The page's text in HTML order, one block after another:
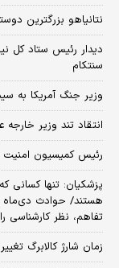
نتانیاهو بزرگترین
دیدار رئیس ستاد کل
سنتکام
وزیر جنگ آمریکا به
انتقاد تند وزیر خارجه
رئیس کمیسیون امنیت
پزشکیان: تنها کسانی
هستند/ حوادث دی‌ماه
تفاهم، نظر کارشناسی
زمان شارژ کالابرگ